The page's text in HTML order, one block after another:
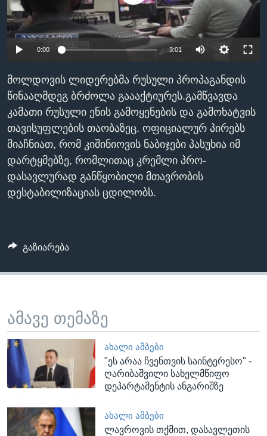
ᲡᲢᲣᲓᲘᲐ ᲕᲐᲨᲘᲜᲒᲢᲝᲜᲘ
ᲔᲙᲝᲜᲝᲛᲘᲙᲐ
ᲯᲐᲜᲛᲠᲗᲔᲚᲝᲑᲐ
ᲛᲔᲪᲜᲘᲔᲠᲔᲑᲐ
ᲘᲜᲢᲔᲠᲕᲘᲣ
ᲙᲣᲚᲢᲣᲠᲐ
ᲒᲐᲚᲘᲚᲔᲝ
ᲓᲔᲖᲘᲜᲤᲝᲠᲛᲐᲪᲘᲐ
Learning English
ᲗᲕᲐᲚᲘ ᲒᲕᲐᲓᲔᲕᲜᲔᲗ
ენები
0:00 3:01
მოლდოვის ლიდერებმა რუსული პროპაგანდის
წინააღმდეგ ბრძოლა გაააქტიურეს.გამწვავდა
კამათი რუსული ენის გამოყენების და გამოხატვის
თავისუფლების თაობაზეც. ოფიციალურ პირებს
მიაჩნიათ, რომ კიშინიოვის ნაბიჯები პასუხია იმ
დარტყმებზე, რომლითაც კრემლი პრო-
დასავლურად განწყობილი მთავრობის
დესტაბილიზაციას ცდილობს.
გაზიარება
ამავე თემაზე
ᲐᲮᲐᲚᲘ ᲐᲛᲑᲔᲑᲘ
"ეს არაა ჩვენთვის საინტერესო" -
ღარიბაშვილი სახელმწიფო
დეპარტამენტის ანგარიშზე
ᲐᲮᲐᲚᲘ ᲐᲛᲑᲔᲑᲘ
ლავროვის თქმით, დასავლეთის